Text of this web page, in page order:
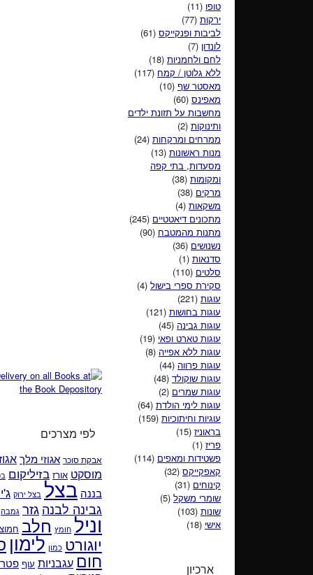
לפי מצרכים
אבקת סוכר אגוזי מלך
מוסקט אורז בזיליקום
בננה בצל בצל ירוק
גבינה לבנהגזר גמבה וניל חומץ חלב
יוגורט כמון לימון
חוםעגבניות עוף
טופו (11)
ירקות (77)
לביבות ופנקייקס (61)
לונדון (7)
לחם ולחמניות (18)
ללא גלוטן / קמח (117)
מאסטר שף (10)
מאפינס (60)
מחשבות על תזונת ילדים
ותינוקות (2)
ממרחים ומרקחות (24)
מנות ראשונות (13)
מסעדות, בתי קפה
ומקומות (38)
מרקים (38)
משקאות (4)
מתכונים דיאטטיים (245)
מתנות מהמטבח (90)
נשנושים (36)
סדנאות (1)
סלטים (110)
סקירת ספרי בישול (4)
עוגות (221)
עוגות בחושות (121)
עוגות גבינה (45)
עוגות טארט ופאי (19)
עוגות ללא אפייה (8)
עוגות פרווה (44)
עוגות שוקולד (48)
עוגות שמרים (2)
עוגות לימי הולדת (64)
עוגיות וחיתוכיות (159)
בראוניז (15)
פריז (1)
פשטידות ומאפים (114)
קאפקייקס (32)
קינוחים (31)
שומרי משקל (5)
שונות (103)
אישי (18)
ארכיון